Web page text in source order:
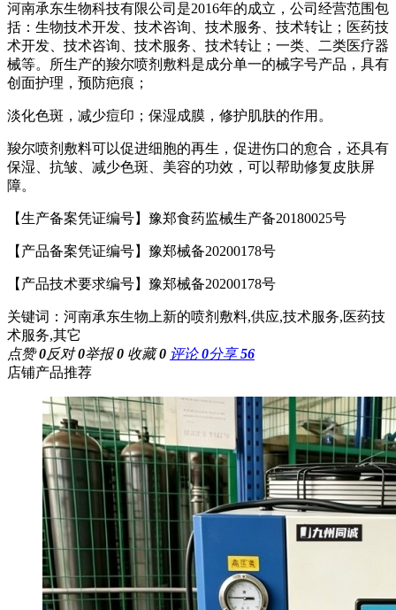
河南承东生物科技有限公司是2016年的成立，公司经营范围包
括：生物技术开发、技术咨询、技术服务、技术转让；医药技
术开发、技术咨询、技术服务、技术转让；一类、二类医疗器
械等。所生产的羧尔喷剂敷料是成分单一的械字号产品，具有
创面护理，预防疤痕；
淡化色斑，减少痘印；保湿成膜，修护肌肤的作用。
羧尔喷剂敷料可以促进细胞的再生，促进伤口的愈合，还具有
保湿、抗皱、减少色斑、美容的功效，可以帮助修复皮肤屏
障。
【生产备案凭证编号】豫郑食药监械生产备20180025号
【产品备案凭证编号】豫郑械备20200178号
【产品技术要求编号】豫郑械备20200178号
关键词：河南承东生物上新的喷剂敷料,供应,技术服务,医药技
术服务,其它
点赞0反对0举报0 收藏0 评论0分享56
店铺产品推荐